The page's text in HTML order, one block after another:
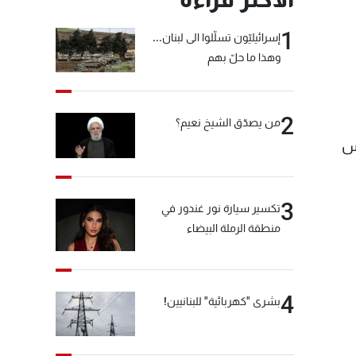
1إسرائيليّون تسلّلوا الى لبنان...
وهذا ما حلّ بهم
2من يصدّق الشيخ نعيم؟
3تكسير سيارة نور غندور في
منطقة الرملة البيضاء
4بشرى "كهربائية" للبنانيين!